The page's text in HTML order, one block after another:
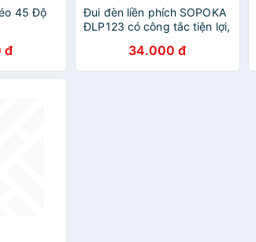
45 Độ
đ
Đui đèn liền phích SOPOKA
ĐLP123 có công tắc tiện lợi,
34.000 đ